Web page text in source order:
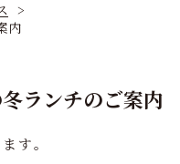
内
ランチのご案内
す。